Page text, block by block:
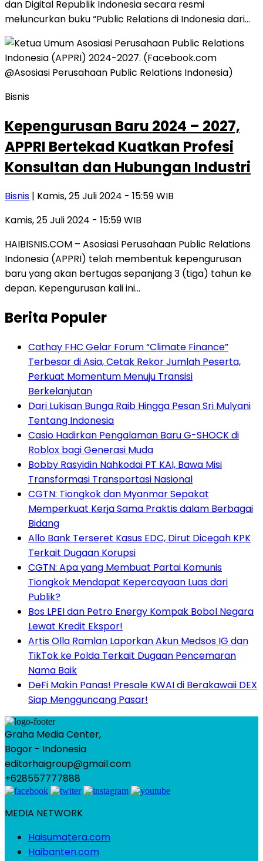
dan Digital Republik Indonesia secara resmi
meluncurkan buku “Public Relations di Indonesia dari…
Bisnis
Kepengurusan Baru 2024 – 2027,
APPRI Bertekad Kuatkan Profesi
Konsultan dan Hubungan Industri
Bisnis | Kamis, 25 Juli 2024 - 15:59 WIB
Kamis, 25 Juli 2024 - 15:59 WIB
HAIBISNIS.COM – Asosiasi Perusahaan Public Relations
Indonesia (APPRI) telah membentuk kepengurusan
baru yang akan bertugas sepanjang 3 (tiga) tahun ke
depan. Kepengurusan kali ini…
Berita Populer
Cathay FHC Gelar Forum “Climate Finance”
Terbesar di Asia, Cetak Rekor Jumlah Peserta,
Perkuat Momentum Menuju Transisi
Berkelanjutan
Dari Lukisan Bunga Raib Hingga Pesan Sri Mulyani
Tentang Indonesia
Casio Hadirkan Pengalaman Baru G-SHOCK di
Roblox bagi Generasi Muda
Bobby Rasyidin Nahkodai PT KAI, Bawa Misi
Transformasi Transportasi Nasional
CGTN: Tiongkok dan Myanmar Sepakat
Memperkuat Kerja Sama Praktis dalam Berbagai
Bidang
Allo Bank Terseret Kasus EDC, Dirut Dicegah KPK
Terkait Dugaan Korupsi
CGTN: Apa yang Membuat Partai Komunis
Tiongkok Mendapat Kepercayaan Luas dari
Publik?
Bos LPEI dan Petro Energy Kompak Bobol Negara
Lewat Kredit Ekspor!
Artis Olla Ramlan Laporkan Akun Medsos IG dan
TikTok ke Polda Terkait Dugaan Pencemaran
Nama Baik
DeFi Makin Panas! Presale KWAI di Berakawaii DEX
Siap Mengguncang Pasar!
Graha Media Center,
Bogor - Indonesia
editorhaigroup@gmail.com
+628557777888
MEDIA NETWORK
Haisumatera.com
Haibanten.com